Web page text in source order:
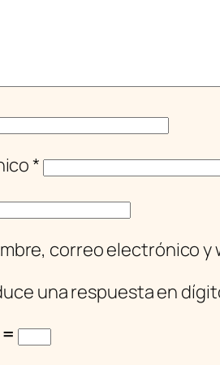
*
correo electrónico
una respuesta en
=